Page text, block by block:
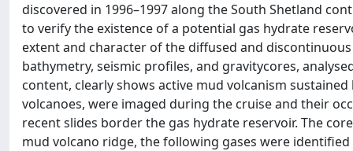
discovered in 1996–1997 along the South Shetland
to verify the existence of a potential gas hydrate
extent and character of the diffused and
bathymetry, seismic profiles, and gravitycores,
content, clearly shows active mud volcanism
volcanoes, were imaged during the cruise and their
recent slides border the gas hydrate reservoir. The
mud volcano ridge, the following gases were